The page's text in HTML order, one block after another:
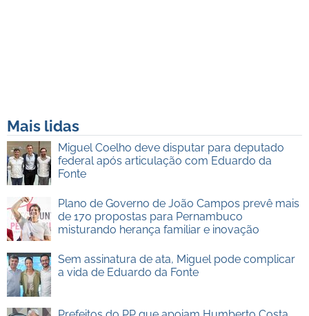
Mais lidas
Miguel Coelho deve disputar para deputado
federal após articulação com Eduardo da
Fonte
Plano de Governo de João Campos prevê mais
de 170 propostas para Pernambuco
misturando herança familiar e inovação
Sem assinatura de ata, Miguel pode complicar
a vida de Eduardo da Fonte